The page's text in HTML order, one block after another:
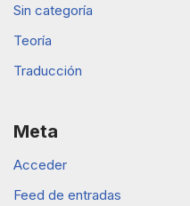
Sin categoría
Teoría
Traducción
Meta
Acceder
Feed de entradas